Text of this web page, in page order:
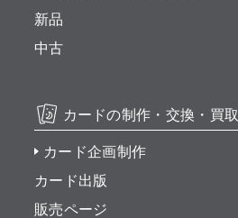
新品
中古
カードの制作・交換・買取
カード企画制作
カード出版
販売ページ